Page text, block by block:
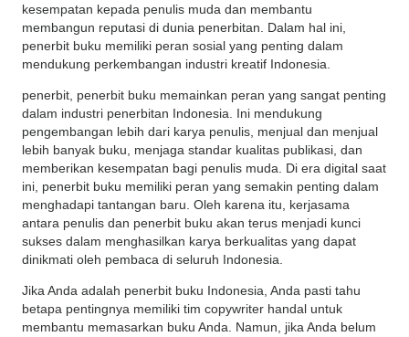
kesempatan kepada penulis muda dan membantu
membangun reputasi di dunia penerbitan. Dalam hal ini,
penerbit buku memiliki peran sosial yang penting dalam
mendukung perkembangan industri kreatif Indonesia.
penerbit, penerbit buku memainkan peran yang sangat penting
dalam industri penerbitan Indonesia. Ini mendukung
pengembangan lebih dari karya penulis, menjual dan menjual
lebih banyak buku, menjaga standar kualitas publikasi, dan
memberikan kesempatan bagi penulis muda. Di era digital saat
ini, penerbit buku memiliki peran yang semakin penting dalam
menghadapi tantangan baru. Oleh karena itu, kerjasama
antara penulis dan penerbit buku akan terus menjadi kunci
sukses dalam menghasilkan karya berkualitas yang dapat
dinikmati oleh pembaca di seluruh Indonesia.
Jika Anda adalah penerbit buku Indonesia, Anda pasti tahu
betapa pentingnya memiliki tim copywriter handal untuk
membantu memasarkan buku Anda. Namun, jika Anda belum